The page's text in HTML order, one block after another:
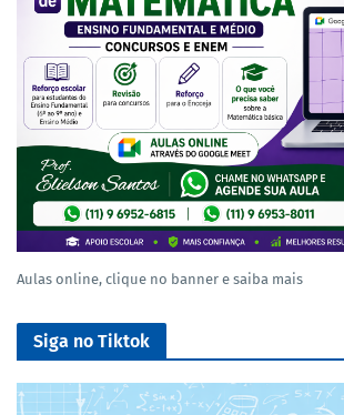
Aulas online, clique no banner e saiba mais
Siga no Tiktok